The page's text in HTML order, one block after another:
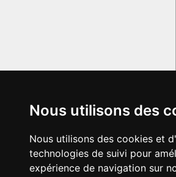
Nous utilisons des
Nous utilisons des cookies et
technologies de suivi pour
expérience de navigation sur